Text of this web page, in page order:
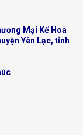
Mại Kế Hoa
Yên Lạc, tỉnh